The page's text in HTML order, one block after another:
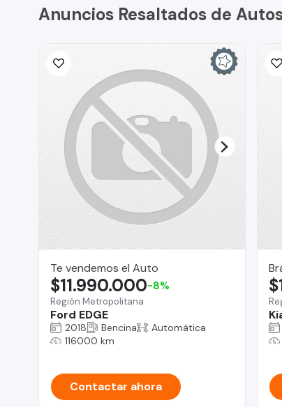
Anuncios Resaltados de
Te vendemos el Auto
Región Metropolitana
Ford EDGE
$11.990.000-8%
2018 Bencina
Automática
116000 km
Contactar ahora